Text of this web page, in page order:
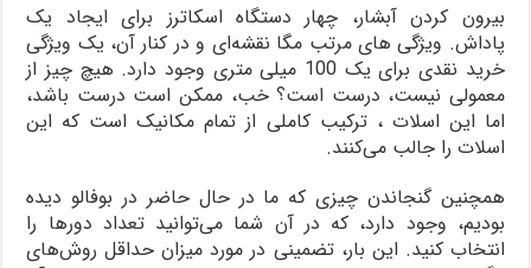
بیرون کردن آبشار، چهار دستگاه اسکاترز برای ایجاد یک
پاداش. ویژگی های مرتب مگا نقشه‌ای و در کنار آن، یک ویژگی
خرید نقدی برای یک 100 میلی متری وجود دارد. هیچ چیز از
معمولی نیست، درست است؟ خب، ممکن است درست باشد،
اما این اسلات ، ترکیب کاملی از تمام مکانیک است که این
اسلات را جالب می‌کنند.
همچنین گنجاندن چیزی که ما در حال حاضر در بوفالو دیده
بودیم، وجود دارد، که در آن شما می‌توانید تعداد دورها را
انتخاب کنید. این بار، تضمینی در مورد میزان حداقل روش‌های